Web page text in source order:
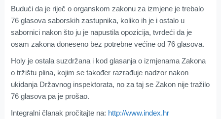
Budući da je riječ o organskom zakonu za izmjene je trebalo
76 glasova saborskih zastupnika, koliko ih je i ostalo u
sabornici nakon što ju je napustila opozicija, tvrdeći da je
osam zakona doneseno bez potrebne većine od 76 glasova.
Holy je ostala suzdržana i kod glasanja o izmjenama Zakona
o tržištu plina, kojim se također razrađuje nadzor nakon
ukidanja Državnog inspektorata, no za taj se Zakon nije tražilo
76 glasova pa je prošao.
Integralni članak pročitajte na: http://www.index.hr